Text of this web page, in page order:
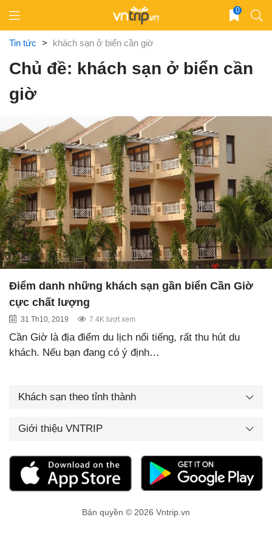
content
0
Tin tức > khách sạn ở biển cần giờ
Chủ đề: khách sạn ở biển cần
giờ
Điểm danh những khách sạn gần biển Cần Giờ
cực chất lượng
31 Th10, 2019 7.4K lượt xem
Cần Giờ là địa điểm du lịch nổi tiếng, rất thu hút du
khách. Nếu bạn đang có ý định…
Khách sạn theo tỉnh thành
Giới thiệu VNTRIP
Bản quyền © 2026 Vntrip.vn